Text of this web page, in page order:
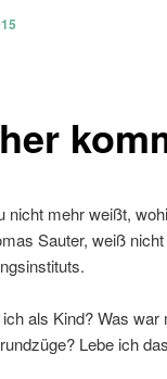
nicht mehr weißt,
Sauter, weiß
als Kind? Was
Lebe ich